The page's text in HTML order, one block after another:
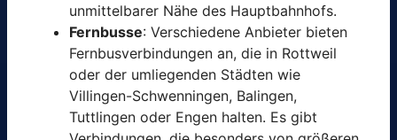
unmittelbarer Nähe des Hauptbahnhofs.
Fernbusse: Verschiedene Anbieter bieten
Fernbusverbindungen an, die in Rottweil
oder der umliegenden Städten wie
Villingen-Schwenningen, Balingen,
Tuttlingen oder Engen halten. Es gibt